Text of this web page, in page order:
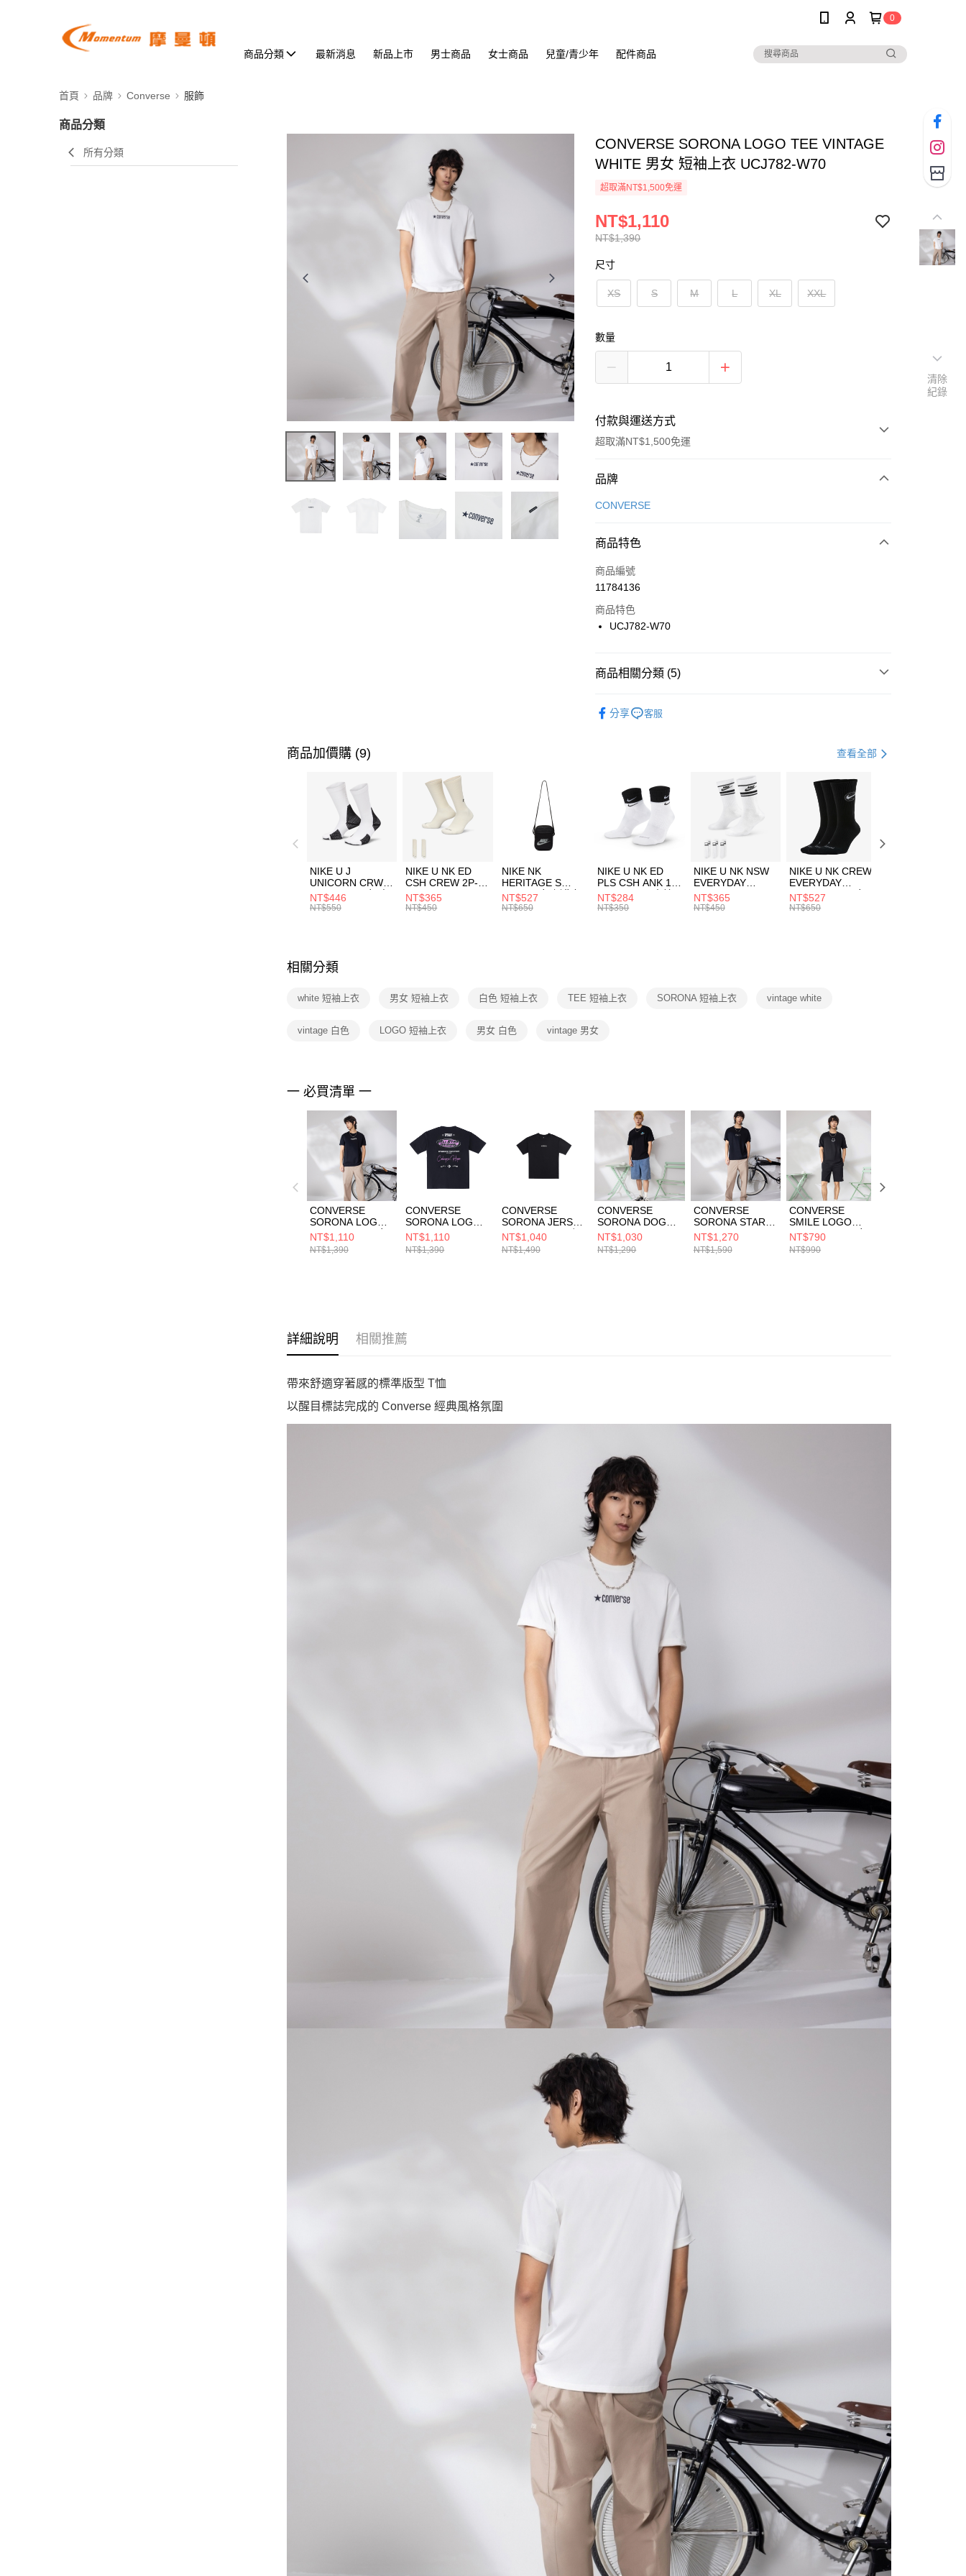
0
商品分類 最新消息 新品上市 男士商品 女士商品 兒童/青少年 配件商品
首頁 品牌 Converse 服飾
商品分類
所有分類
CONVERSE SORONA LOGO TEE VINTAGE
WHITE 男女 短袖上衣 UCJ782-W70
超取滿NT$1,500免運
NT$1,390
NT$1,110
尺寸
XS S M L XL XXL
數量
付款與運送方式
超取滿NT$1,500免運
付款方式
信用卡一次付款
合作金庫商業銀行
華南商業銀行
上海商業儲蓄銀行
國泰世華商業銀行
聯邦商業銀行
台新國際商業銀行
LINE Pay
Apple Pay
【關於「AFTEE先享後付」】
３．安心：先確認商品／服務後，再付款。
【「AFTEE先享後付」結帳流程】
１．於結帳方式選擇「AFTEE先享後付」後，將跳轉至「AFTEE先享後
付」結帳頁面，進行簡訊認證並確認金額後，即可完成結帳。
２．訂單成立數日內，您將收到繳費通知簡訊。
３．收到繳費通知簡訊後14天內，點擊此簡訊中的連結，可透過四大超商
／ATM／網路銀行／等多元方式進行付款，方視為交易完成。
※ 請注意：結帳手續完成當下不需立刻繳費，但若您需要取消訂單，請聯
絡購買商品的店家。未經商家同意取消之訂單仍視為有效，需透過AFTEE
先享後付繳納相關費用。
交易，需依本服務之必要範圍內提供個人資料，並將交易相關給付款項請
結果請求用戶進行身份認證。
５．嚴禁一人註冊多個帳號或使用他人資訊註冊。若發現惡意使用之情
形，恩沛科技股份有限公司將有權停止該用戶之使用額度並採取法律行
動。
每筆NT$100，滿NT$1,500(含以上)免運費
每筆NT$100，滿NT$1,500(含以上)免運費
付款後門市自取
每筆NT$100，滿NT$1,500(含以上)免運費
品牌
CONVERSE
商品特色
商品編號
11784136
商品特色
UCJ782-W70
商品相關分類 (5)
促銷活動 清爽穿搭｜短袖上衣4折起
分享 客服
商品加價購 (9) 查看全部
NIKE U J
UNICORN CRW
1PR -160 男女 中
統襪 FZ3393100
NT$446
NT$550
NIKE U NK ED
CSH CREW 2P-
144 EMBRDY 男
女 短統襪
NT$365
NT$450
NIKE NK
HERITAGE S
SMIT 男女 側背包
BA5871010
NT$527
NT$650
NIKE U NK ED
PLS CSH ANK 1P
144 DBL 男 中統
襪 DH4058104
NT$284
NT$350
NIKE U NK NSW
EVERYDAY
ESSENTIAL CR
男女 短統襪
NT$365
NT$450
NIKE U NK CREW
EVERYDAY
BBALL 3PR 男女
長統襪
NT$527
NT$650
相關分類
white 短袖上衣 男女 短袖上衣 白色 短袖上衣 TEE 短袖上衣 SORONA 短袖上衣 vintage white
vintage 白色 LOGO 短袖上衣 男女 白色 vintage 男女
一 必買清單 一
CONVERSE
SORONA LOGO
TEE BLACK 男女
短袖上衣 UCJ782-
023
NT$1,110
NT$1,390
CONVERSE
SORONA LOGO
GRAPHIC TEE
BLACK 男 短袖上
衣 MCJ754-023
NT$1,110
NT$1,390
CONVERSE
SORONA JERSEY
TEE BLACK 男 短
袖上衣 MCH600-
023
NT$1,040
NT$1,490
CONVERSE
SORONA DOG
GRAPHIC TEE
BLACK 男 短袖上
衣 MCJ752-023
NT$1,030
NT$1,290
CONVERSE
SORONA STAR
ICON TEE BLACK
男 短袖上衣
MCJ785-023
NT$1,270
NT$1,590
CONVERSE
SMILE LOGO
TEE BLACK 男女
短袖上衣 UCJ688-
023
NT$790
NT$990
詳細說明 相關推薦
帶來舒適穿著感的標準版型 T恤
以醒目標誌完成的 Converse 經典風格氛圍
清除
紀錄